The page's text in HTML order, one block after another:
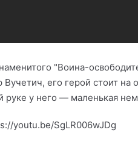
"Воина-
его герой стоит на
у него — маленькая
youtu.be/SgLR006wJDg